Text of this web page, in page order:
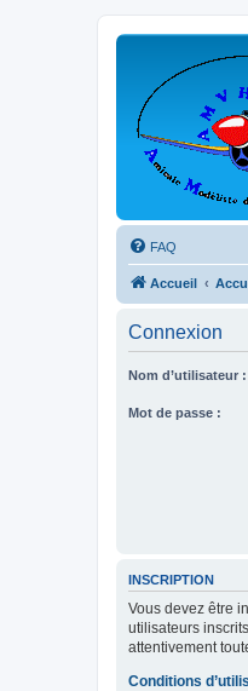
FAQ
Accueil
Connexion
Nom d’utilisateur :
Mot de passe :
INSCRIPTION
Vous devez être
utilisateurs
attentivement
Conditions